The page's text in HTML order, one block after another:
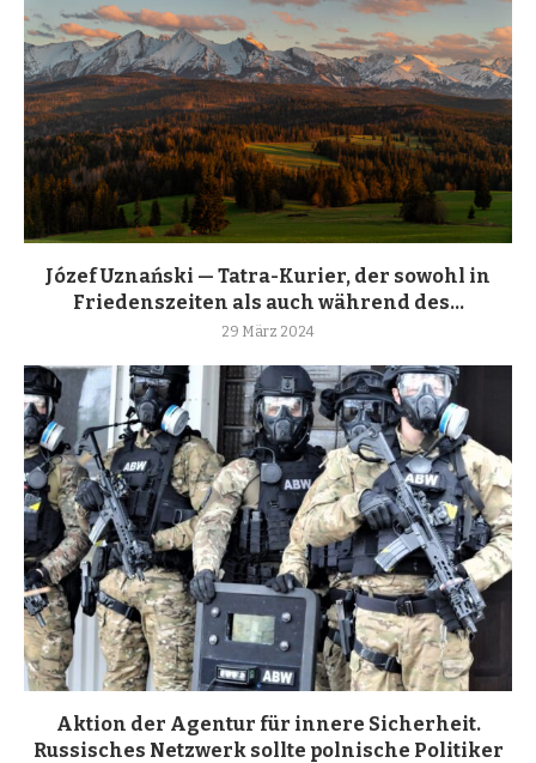
Józef Uznański — Tatra-Kurier, der sowohl in
Friedenszeiten als auch während des...
29 März 2024
Aktion der Agentur für innere Sicherheit.
Russisches Netzwerk sollte polnische Politiker